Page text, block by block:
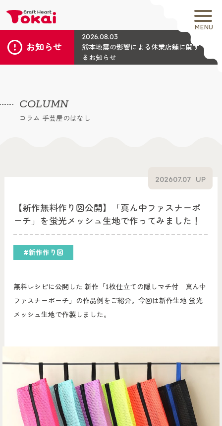
MENU
お知らせ
2026.08.03
熊本地震の影響による休業店舗に関す
るお知らせ
COLUMN
コラム 手芸屋のはなし
【新作無料作り図公開】「真ん中ファスナーポ
ーチ」を蛍光メッシュ生地で作ってみました！
#新作作り図
202607.07 UP
無料レシピに公開した 新作「1枚仕立ての隠しマチ付 真ん中
ファスナーポーチ」の作品例をご紹介。今回は新作生地 蛍光
メッシュ生地で作製しました。